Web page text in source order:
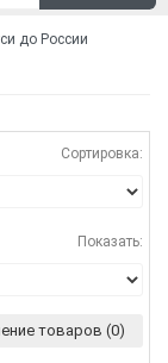
до России
Сортировка:
Показать:
товаров (0)